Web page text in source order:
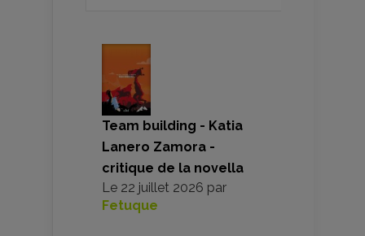
Team building - Katia
Lanero Zamora -
critique de la novella
Le 22 juillet 2026 par
Fetuque